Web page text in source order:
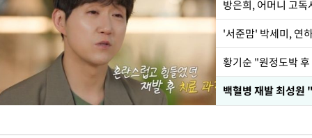
방은희, 어머니 고
'서준맘' 박세미, 연
황기순 "원정도박
백혈병 재발 최성원